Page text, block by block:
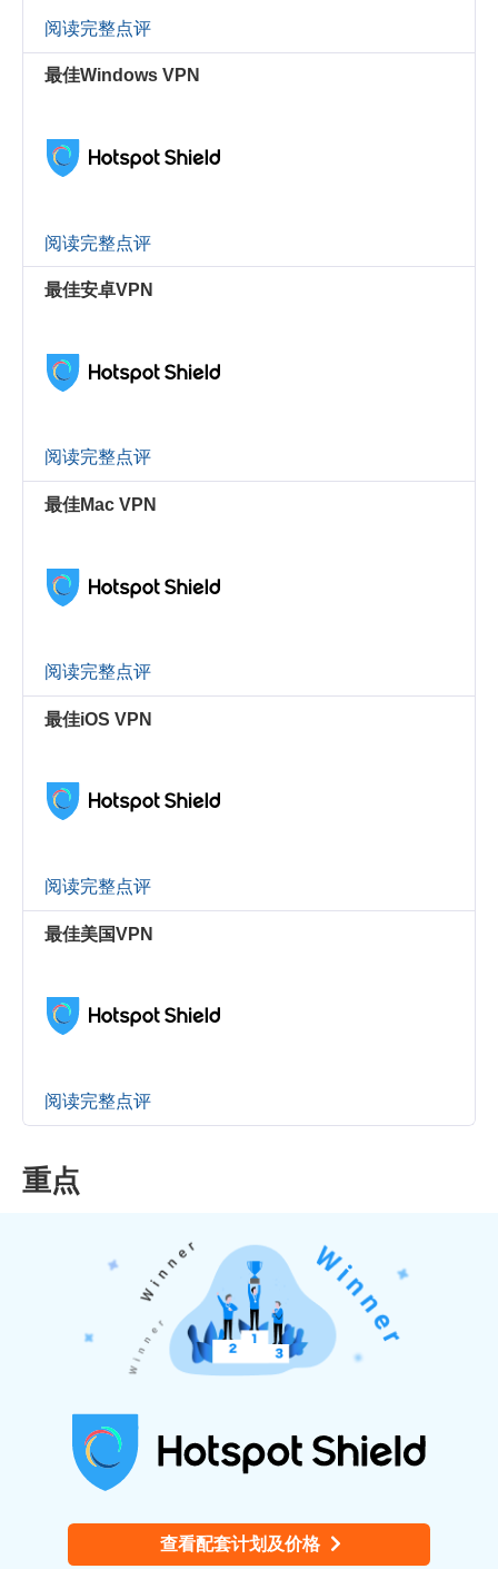
阅读完整点评
最佳Windows VPN
阅读完整点评
最佳安卓VPN
阅读完整点评
最佳Mac VPN
阅读完整点评
最佳iOS VPN
阅读完整点评
最佳美国VPN
阅读完整点评
重点
查看配套计划及价格